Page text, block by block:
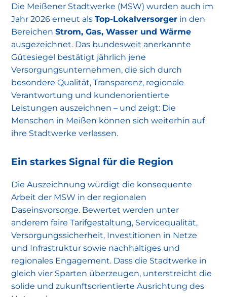
Meißener Stadtwerke
Die Meißener Stadtwerke (MSW) wurden auch im
Jahr 2026 erneut alsTop-Lokalversorger in den
BereichenStrom, Gas, Wasser und Wärme
ausgezeichnet. Das bundesweit anerkannte
Gütesiegel bestätigt jährlich jene
Versorgungsunternehmen, die sich durch
besondere Qualität, Transparenz, regionale
Verantwortung und kundenorientierte
Leistungen auszeichnen – und zeigt: Die
Menschen in Meißen können sich weiterhin auf
ihre Stadtwerke verlassen.
Ein starkes Signal für die Region
Die Auszeichnung würdigt die konsequente
Arbeit der MSW in der regionalen
Daseinsvorsorge. Bewertet werden unter
anderem faire Tarifgestaltung, Servicequalität,
Versorgungssicherheit, Investitionen in Netze
und Infrastruktur sowie nachhaltiges und
regionales Engagement. Dass die Stadtwerke in
gleich vier Sparten überzeugen, unterstreicht die
solide und zukunftsorientierte Ausrichtung des